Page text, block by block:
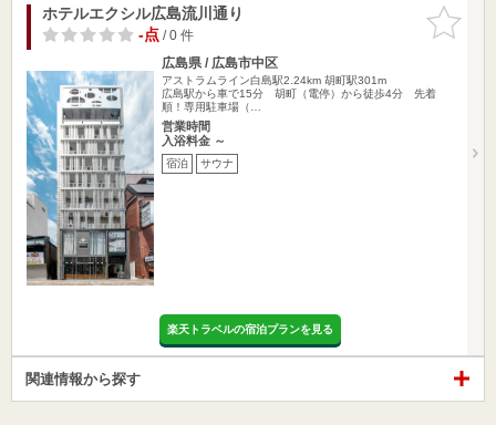
お気に入
りに追加
ホテルエクシル広島流川通り
-点/ 0 件
広島県 / 広島市中区
アストラムライン白島駅2.24km 胡町駅301m
広島駅から車で15分 胡町（電停）から徒歩4分 先着
順！専用駐車場（…
営業時間
入浴料金 ～
宿泊 サウナ
楽天トラベルの宿泊プランを見る
関連情報から探す